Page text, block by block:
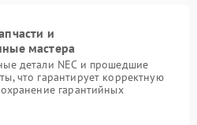
и
мастера
детали NEC и прошедшие
что гарантирует корректную
гарантийных